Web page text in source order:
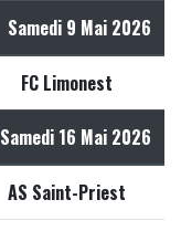
Samedi 9 Mai 2026
FC Limonest
Samedi 16 Mai 2026
AS Saint-Priest